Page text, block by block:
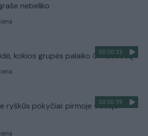
nebeliko
00:00:33
kokios grupės palaiko G. Nausėdą
00:00:39
ryškūs pokyčiai: pirmoje vietoje –